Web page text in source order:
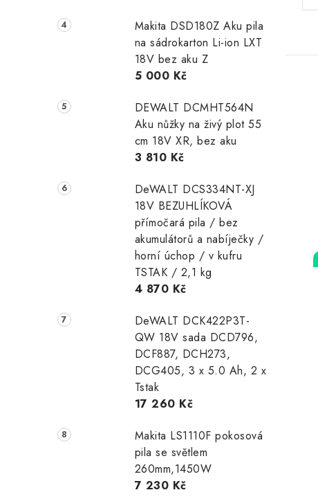
Makita DSD180Z Aku pila
na sádrokarton Li-ion LXT
18V bez aku Z
5 000 Kč
DEWALT DCMHT564N
Aku nůžky na živý plot 55
cm 18V XR, bez aku
3 810 Kč
DeWALT DCS334NT-XJ
18V BEZUHLÍKOVÁ
přímočará pila / bez
akumulátorů a nabíječky /
horní úchop / v kufru
TSTAK / 2,1 kg
4 870 Kč
DeWALT DCK422P3T-
QW 18V sada DCD796,
DCF887, DCH273,
DCG405, 3 x 5.0 Ah, 2 x
Tstak
17 260 Kč
Makita LS1110F pokosová
pila se světlem
260mm,1450W
7 230 Kč